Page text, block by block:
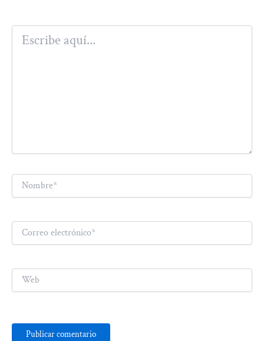
Escribe
aquí...
Nombre*
Correo
electrónico*
Web